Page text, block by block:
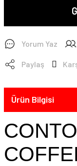
Yorum Yaz
Paylaş
Ürün Bilgisi